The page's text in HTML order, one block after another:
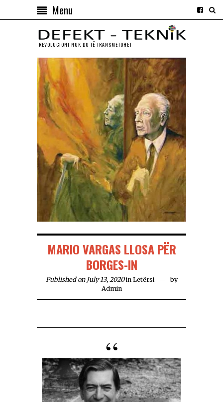
Menu
REVOLUCIONI NUK DO TЁ TRANSMETOHET
MARIO VARGAS LLOSA PËR
BORGES-IN
Published on July 13, 2020 in Letërsi
by
Admin